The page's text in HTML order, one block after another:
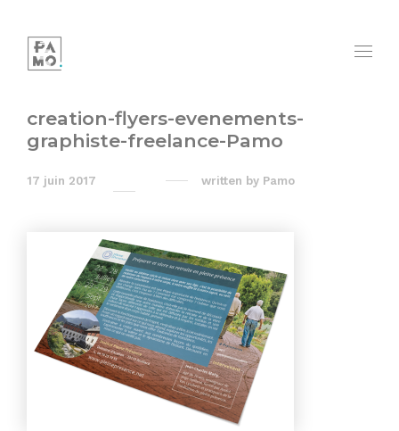
creation-flyers-evenements-
graphiste-freelance-Pamo
17 juin 2017 written by Pamo